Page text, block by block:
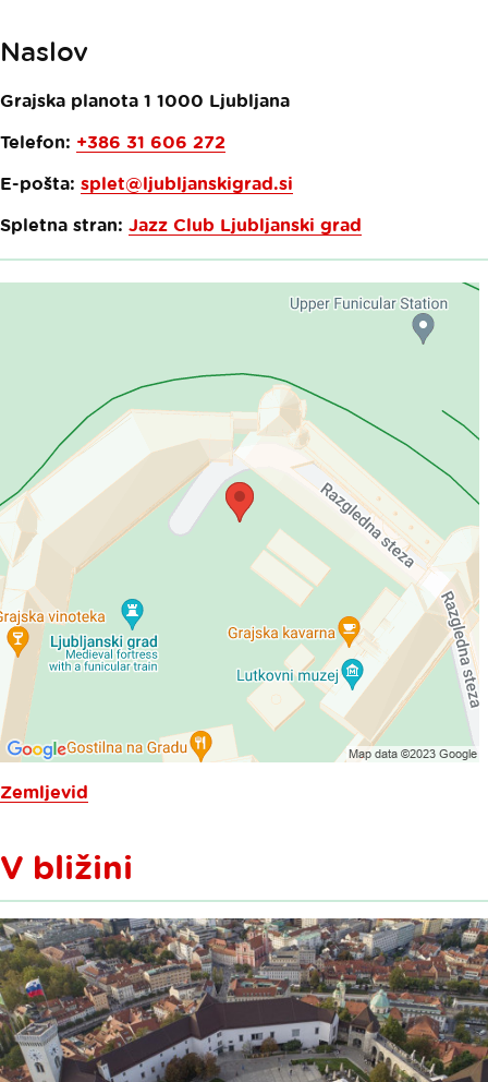
Naslov
Grajska planota 1 1000 Ljubljana
Telefon: +386 31 606 272
E-pošta: splet@ljubljanskigrad.si
Spletna stran: Jazz Club Ljubljanski grad
Zemljevid
V bližini